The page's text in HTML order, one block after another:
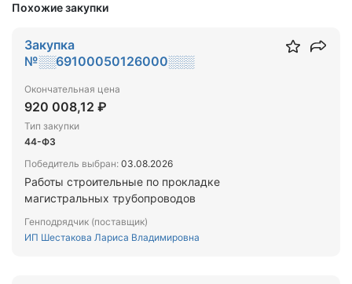
Похожие закупки
Закупка
№░░69100050126000░░░
Окончательная цена
920 008,12 ₽
Тип закупки
44-ФЗ
Победитель выбран: 03.08.2026
Работы строительные по прокладке
магистральных трубопроводов
Генподрядчик (поставщик)
ИП Шестакова Лариса Владимировна